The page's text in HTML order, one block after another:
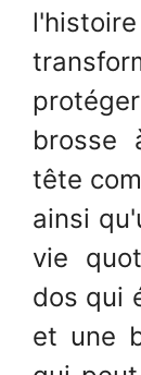
brosse
tête
ainsi
vie
dos qui
et une